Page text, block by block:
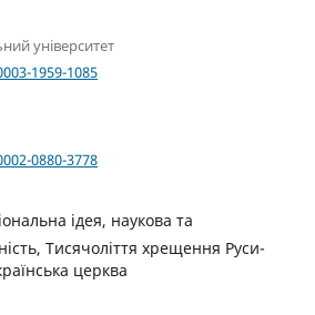
університет
1959-1085
0880-3778
ідея, наукова та
Тисячоліття хрещення Руси-
церква